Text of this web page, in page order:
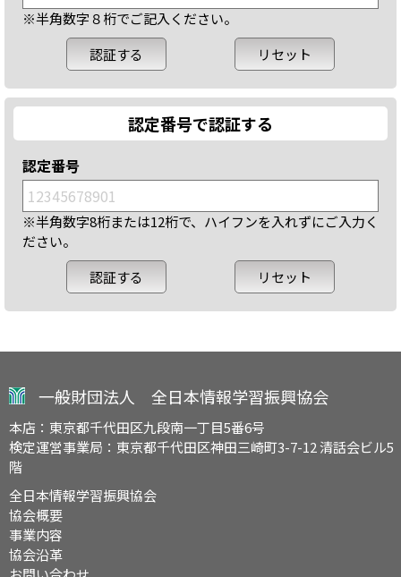
※半角数字８桁でご記入ください。
認定番号で認証する
認定番号
※半角数字8桁または12桁で、ハイフンを入れずにご入力く
ださい。
一般財団法人 全日本情報学習振興協会
本店：東京都千代田区九段南一丁目5番6号
検定運営事業局：東京都千代田区神田三崎町3-7-12 清話会ビル5
階
全日本情報学習振興協会
協会概要
事業内容
協会沿革